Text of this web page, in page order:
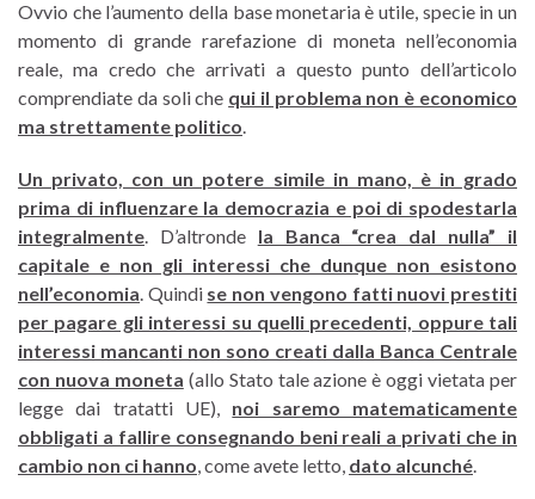
Ovvio che l’aumento della base monetaria è utile, specie in un
momento di grande rarefazione di moneta nell’economia
reale, ma credo che arrivati a questo punto dell’articolo
comprendiate da soli che qui il problema non è economico
ma strettamente politico.
Un privato, con un potere simile in mano, è in grado
prima di influenzare la democrazia e poi di spodestarla
integralmente. D’altronde la Banca “crea dal nulla” il
capitale e non gli interessi che dunque non esistono
nell’economia. Quindi se non vengono fatti nuovi prestiti
per pagare gli interessi su quelli precedenti, oppure tali
interessi mancanti non sono creati dalla Banca Centrale
con nuova moneta (allo Stato tale azione è oggi vietata per
legge dai tratatti UE), noi saremo matematicamente
obbligati a fallire consegnando beni reali a privati che in
cambio non ci hanno, come avete letto, dato alcunché.